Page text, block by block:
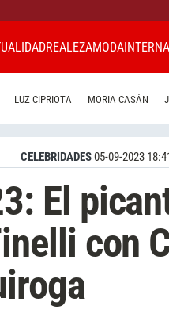
REALEZAMODA
LUZ CIPRIOTA MORIA CASÁN
CELEBRIDADES05-09-2023
El
con